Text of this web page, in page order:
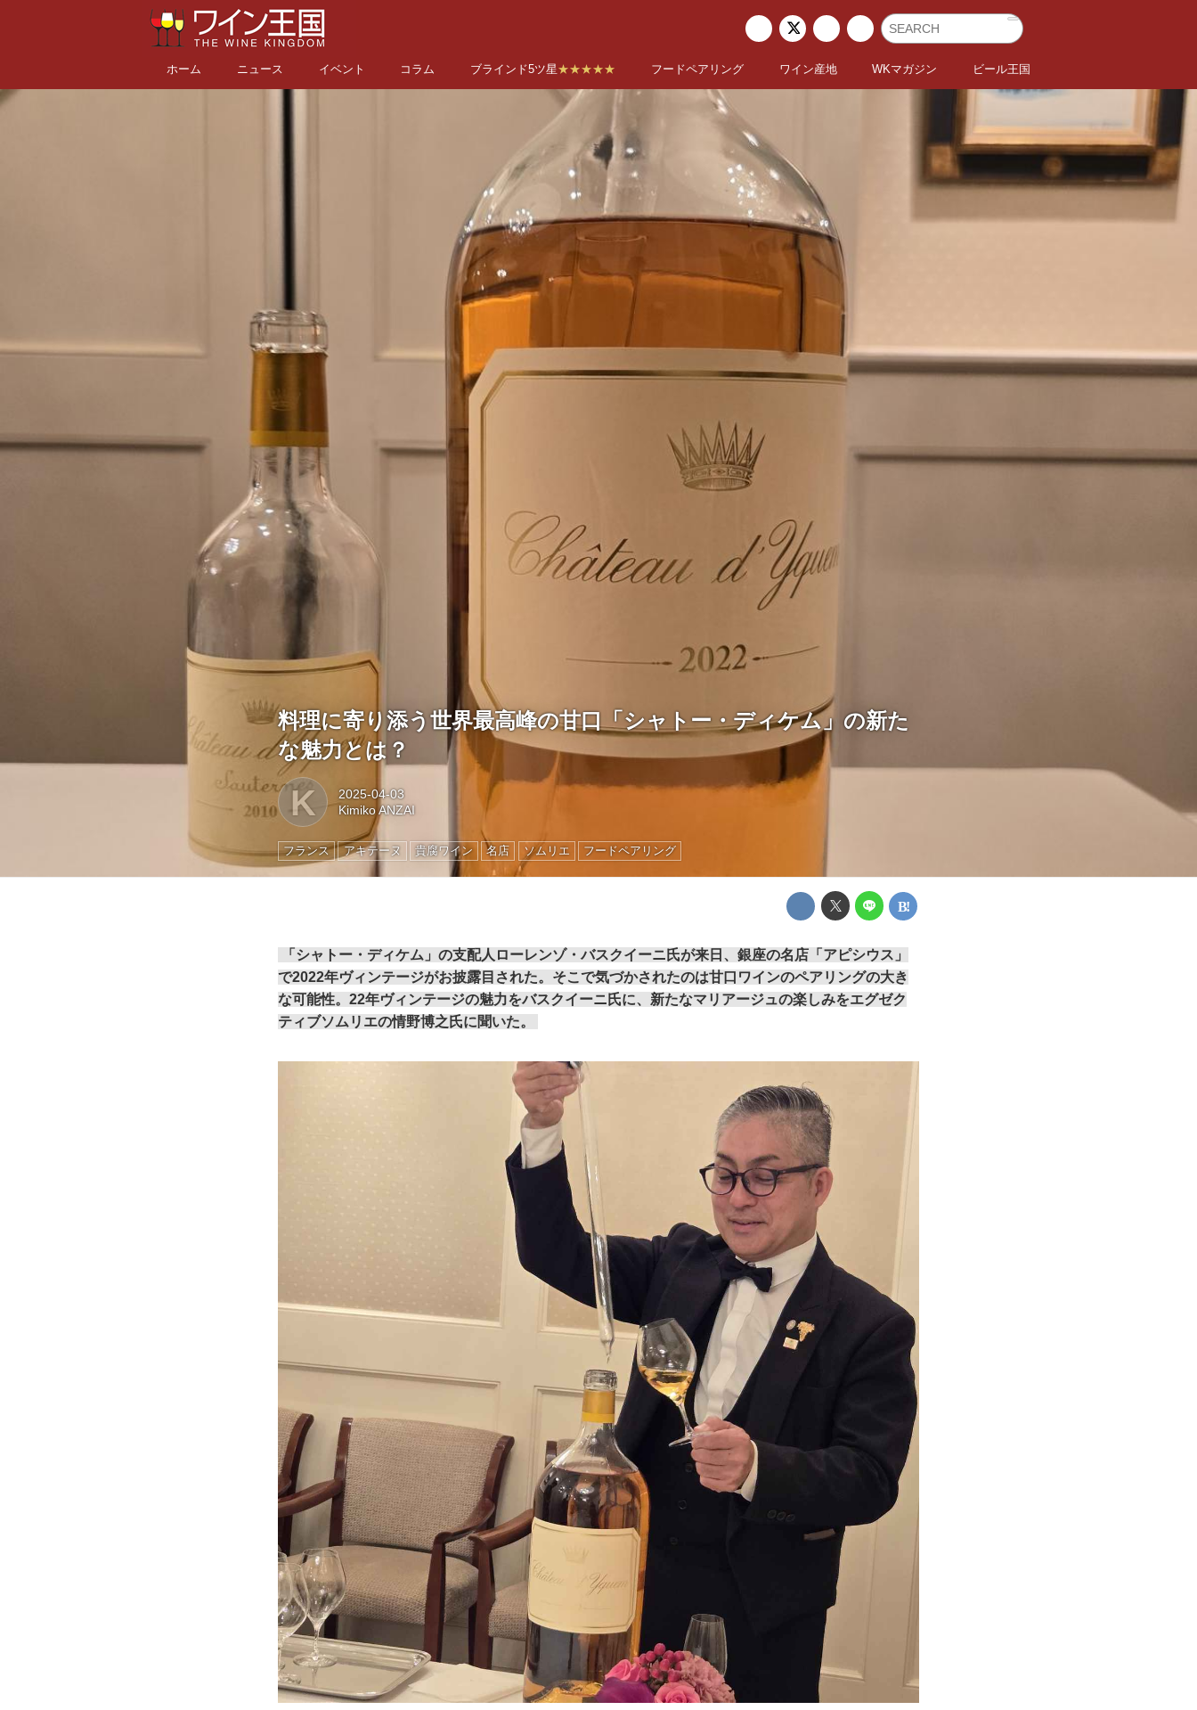
ホーム ニュース イベント コラム ブラインド5ツ星★★★★★ フードペアリング ワイン産地 WKマガジン ビール王国
料理に寄り添う世界最高峰の甘口「シャトー・ディケム」の新た
な魅力とは？
K
2025-04-03
Kimiko ANZAI
フランス アキテーヌ 貴腐ワイン 名店 ソムリエ フードペアリング
「シャトー・ディケム」の支配人ローレンゾ・バスクイーニ氏が来日、銀座の名店「アピシウス」
で2022年ヴィンテージがお披露目された。そこで気づかされたのは甘口ワインのペアリングの大き
な可能性。22年ヴィンテージの魅力をバスクイーニ氏に、新たなマリアージュの楽しみをエグゼク
ティブソムリエの情野博之氏に聞いた。